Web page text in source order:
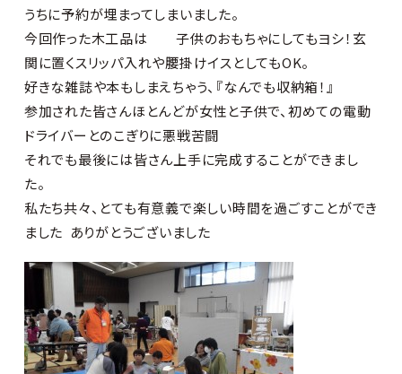
うちに予約が埋まってしまいました。
今回作った木工品は 子供のおもちゃにしてもヨシ！玄
関に置くスリッパ入れや腰掛けイスとしてもOK。
好きな雑誌や本もしまえちゃう、『なんでも収納箱！』
参加された皆さんほとんどが女性と子供で、初めての電動
ドライバーとのこぎりに悪戦苦闘
それでも最後には皆さん上手に完成することができまし
た。
私たち共々、とても有意義で楽しい時間を過ごすことができ
ました ありがとうございました